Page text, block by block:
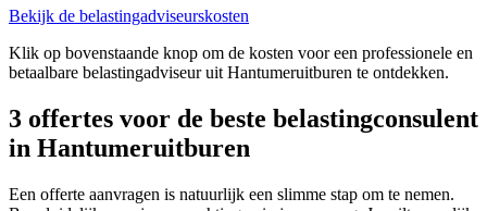
Bekijk de belastingadviseurskosten
Klik op bovenstaande knop om de kosten voor een professionele en
betaalbare belastingadviseur uit Hantumeruitburen te ontdekken.
3 offertes voor de beste belastingconsulent
in Hantumeruitburen
Een offerte aanvragen is natuurlijk een slimme stap om te nemen.